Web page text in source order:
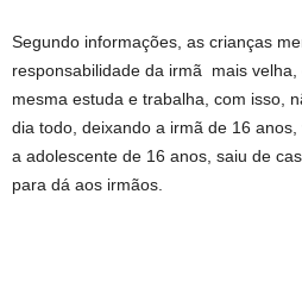
Segundo informações, as crianças
responsabilidade da irmã mais
mesma estuda e trabalha, com isso,
dia todo, deixando a irmã de 16
a adolescente de 16 anos, saiu de
para dá aos irmãos.